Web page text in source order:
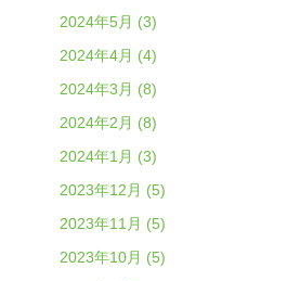
2024年5月 (3)
2024年4月 (4)
2024年3月 (8)
2024年2月 (8)
2024年1月 (3)
2023年12月 (5)
2023年11月 (5)
2023年10月 (5)